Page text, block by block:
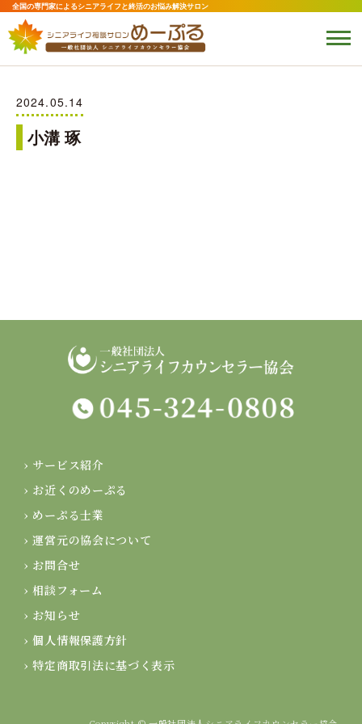
全国の専門家によるシニアライフと終活のお悩み解決サロン
2024.05.14
小溝 琢
› サービス紹介
› お近くのめーぷる
› めーぷる士業
› 運営元の協会について
› お問合せ
› 相談フォーム
› お知らせ
› 個人情報保護方針
› 特定商取引法に基づく表示